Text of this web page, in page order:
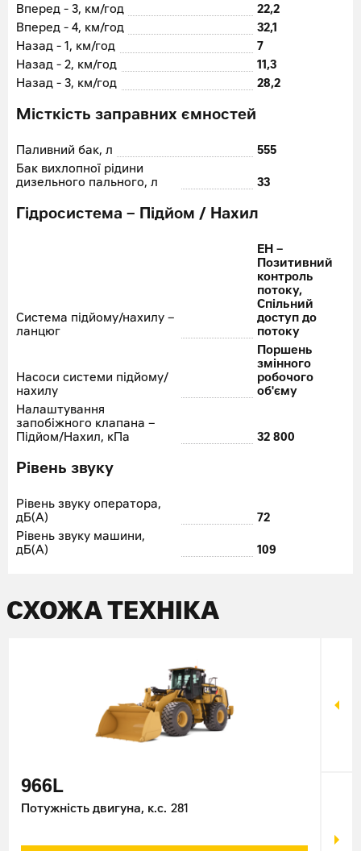
Вперед - 3, км/год
22,2
Вперед - 4, км/год
32,1
Назад - 1, км/год
7
Назад - 2, км/год
11,3
Назад - 3, км/год
28,2
Місткість заправних ємностей
Паливний бак, л
555
Бак вихлопної рідини
дизельного пального, л
33
Гідросистема – Підйом / Нахил
Система підйому/нахилу –
ланцюг
EH –
Позитивний
контроль
потоку,
Спільний
доступ до
потоку
Насоси системи підйому/
нахилу
Поршень
змінного
робочого
об'єму
Налаштування
запобіжного клапана –
Підйом/Нахил, кПа
32 800
Рівень звуку
Рівень звуку оператора,
дБ(А)
72
Рівень звуку машини,
дБ(А)
109
СХОЖА ТЕХНІКА
966L
Потужність двигуна, к.с. 281